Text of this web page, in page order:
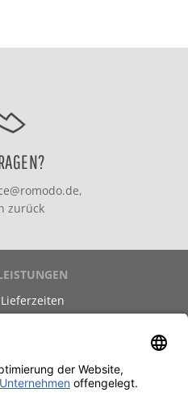
,
zurück